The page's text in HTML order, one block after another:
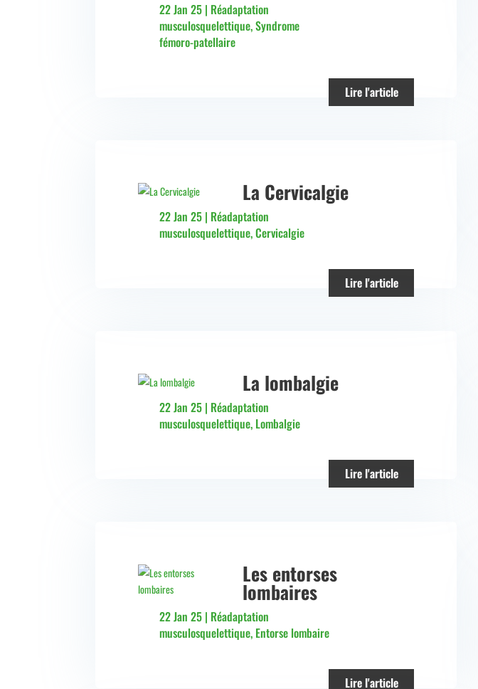
22 Jan 25 | Réadaptation
musculosquelettique,Syndrome
fémoro-patellaire
Lire l'article
La Cervicalgie
22 Jan 25 | Réadaptation
musculosquelettique,Cervicalgie
Lire l'article
La lombalgie
22 Jan 25 | Réadaptation
musculosquelettique, Lombalgie
Lire l'article
Les entorses
lombaires
22 Jan 25 | Réadaptation
musculosquelettique, Entorse lombaire
Lire l'article